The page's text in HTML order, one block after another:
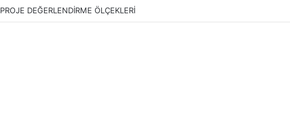
PROJE DEĞERLENDİRME ÖLÇEKLERİ